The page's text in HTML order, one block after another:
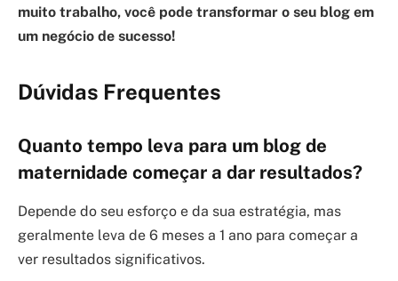
muito trabalho, você pode transformar o seu blog em
um negócio de sucesso!
Dúvidas Frequentes
Quanto tempo leva para um blog de
maternidade começar a dar resultados?
Depende do seu esforço e da sua estratégia, mas
geralmente leva de 6 meses a 1 ano para começar a
ver resultados significativos.